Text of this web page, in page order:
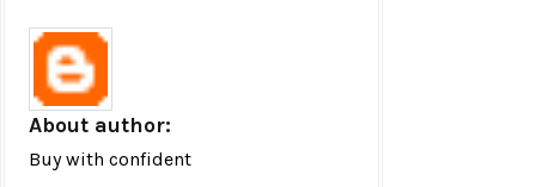
About author:
Buy with confident